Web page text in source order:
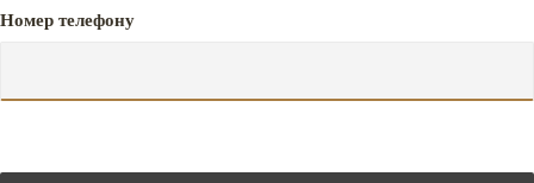
Номер телефону